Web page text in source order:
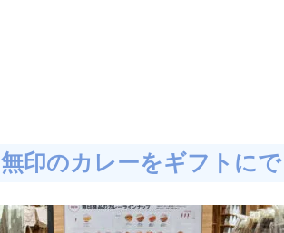
無印のカレーをギフトに